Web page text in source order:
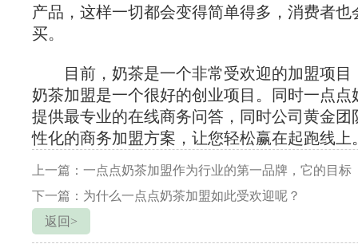
产品，这样一切都会变得简单得多，消费者也
买。
目前，奶茶是一个非常受欢迎的加盟项目
奶茶加盟是一个很好的创业项目。同时一点点
提供最专业的在线商务问答，同时公司黄金团
性化的商务加盟方案，让您轻松赢在起跑线上
上一篇：一点点奶茶加盟作为行业的第一品牌，它的目标
下一篇：为什么一点点奶茶加盟如此受欢迎呢？
返回>